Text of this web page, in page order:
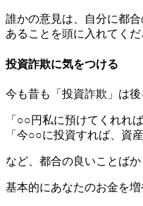
誰かの意見は、自分に都
あることを頭に入れてくだ
投資詐欺に気をつける
今も昔も「投資詐欺」は後
「○○円私に預けてくれれ
「今○○に投資すれば、資
など、都合の良いことば
基本的にあなたのお金を